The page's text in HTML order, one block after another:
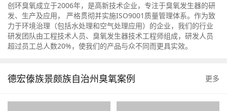
创环臭氧成立于2006年，是高新技术企业，专注于臭氧发生器的研
发、生产及应用， 严格贯彻并实施ISO9001质量管理体系。作为致
力于环境治理（包括水处理和空气处理应用）的企业，我们的行业
研发团队由工程技术人员、臭氧发生器技术工程师组成，研发人员
超过员工总人数20%，使我们的产品与众不同而更具实效。
德宏傣族景颇族自治州臭氧案例 更多